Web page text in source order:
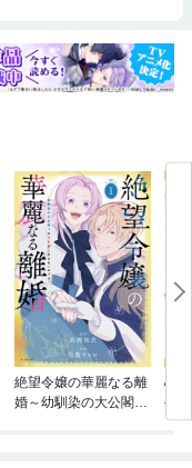
絶望令嬢の華麗なる離
婚～幼馴染の大公閣下
心
令
下